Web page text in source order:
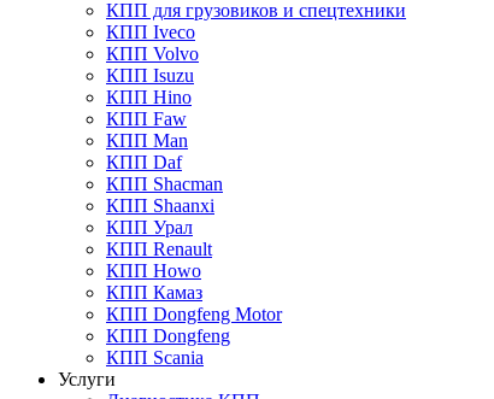
КПП для грузовиков и спецтехники
КПП Iveco
КПП Volvo
КПП Isuzu
КПП Hino
КПП Faw
КПП Man
КПП Daf
КПП Shacman
КПП Shaanxi
КПП Урал
КПП Renault
КПП Howo
КПП Камаз
КПП Dongfeng Motor
КПП Dongfeng
КПП Scania
Услуги